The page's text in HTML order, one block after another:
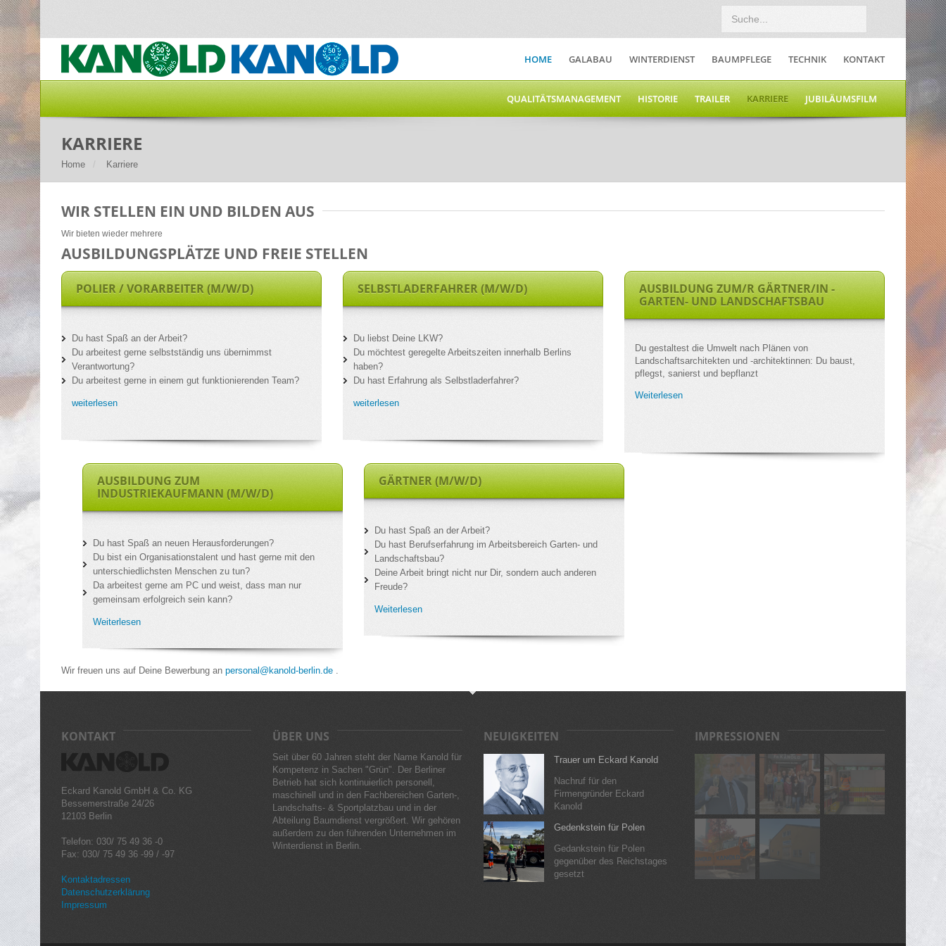
HOME GALABAU WINTERDIENST BAUMPFLEGE TECHNIK KONTAKT
QUALITÄTSMANAGEMENT HISTORIE TRAILER KARRIERE JUBILÄUMSFILM
KARRIERE
Home Karriere
WIR STELLEN EIN UND BILDEN AUS
Wir bieten wieder mehrere
AUSBILDUNGSPLÄTZE UND FREIE STELLEN
POLIER / VORARBEITER (M/W/D)
Du hast Spaß an der Arbeit?
Du arbeitest gerne selbstständig uns übernimmst
Verantwortung?
Du arbeitest gerne in einem gut funktionierenden Team?
weiterlesen
SELBSTLADERFAHRER (M/W/D)
Du liebst Deine LKW?
Du möchtest geregelte Arbeitszeiten innerhalb Berlins
haben?
Du hast Erfahrung als Selbstladerfahrer?
weiterlesen
AUSBILDUNG ZUM/R GÄRTNER/IN -
GARTEN- UND LANDSCHAFTSBAU
Du gestaltest die Umwelt nach Plänen von
Landschaftsarchitekten und -architektinnen: Du baust,
pflegst, sanierst und bepflanzt
Weiterlesen
AUSBILDUNG ZUM
INDUSTRIEKAUFMANN (M/W/D)
Du hast Spaß an neuen Herausforderungen?
Du bist ein Organisationstalent und hast gerne mit den
unterschiedlichsten Menschen zu tun?
Da arbeitest gerne am PC und weist, dass man nur
gemeinsam erfolgreich sein kann?
Weiterlesen
GÄRTNER (M/W/D)
Du hast Spaß an der Arbeit?
Du hast Berufserfahrung im Arbeitsbereich Garten- und
Landschaftsbau?
Deine Arbeit bringt nicht nur Dir, sondern auch anderen
Freude?
Weiterlesen
Wir freuen uns auf Deine Bewerbung an personal@kanold-berlin.de .
KONTAKT
Eckard Kanold GmbH & Co. KG
Bessemerstraße 24/26
12103 Berlin
Telefon: 030/ 75 49 36 -0
Fax: 030/ 75 49 36 -99 / -97
Kontaktadressen
Datenschutzerklärung
Impressum
ÜBER UNS
Seit über 60 Jahren steht der Name Kanold für
Kompetenz in Sachen "Grün". Der Berliner
Betrieb hat sich kontinuierlich personell,
maschinell und in den Fachbereichen Garten-,
Landschafts- & Sportplatzbau und in der
Abteilung Baumdienst vergrößert. Wir gehören
außerdem zu den führenden Unternehmen im
Winterdienst in Berlin.
NEUIGKEITEN
Trauer um Eckard Kanold
Nachruf für den
Firmengründer Eckard
Kanold
Gedenkstein für Polen
Gedankstein für Polen
gegenüber des Reichstages
gesetzt
IMPRESSIONEN